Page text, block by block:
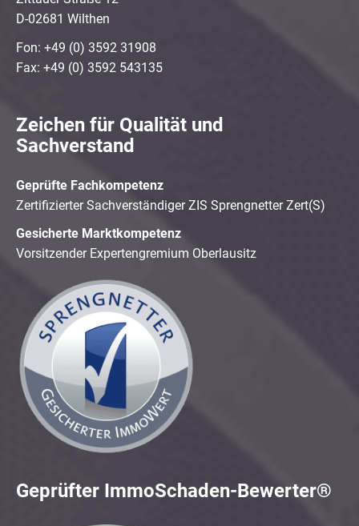
D-02681 Wilthen
Fon: +49 (0) 3592 31908
Fax: +49 (0) 3592 543135
Zeichen für Qualität und
Sachverstand
Geprüfte Fachkompetenz
Zertifizierter Sachverständiger ZIS Sprengnetter Zert(S)
Gesicherte Marktkompetenz
Vorsitzender Expertengremium Oberlausitz
Geprüfter ImmoSchaden-Bewerter®